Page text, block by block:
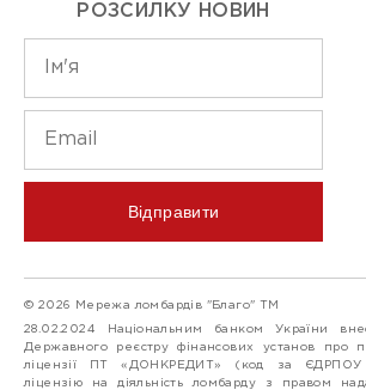
РОЗСИЛКУ НОВИН
Відправити
© 2026 Мережа ломбардів "Благо" ТМ
28.02.2024 Національним банком України
Державного реєстру фінансових установ про
ліцензії ПТ «ДОНКРЕДИТ» (код за ЄДРПОУ
ліцензію на діяльність ломбарду з правом